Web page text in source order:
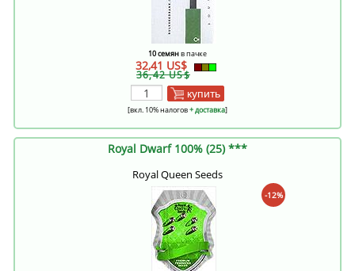
10 семянв пачке
32,41 US$
36,42 US$
купить
[вкл. 10% налогов+ доставка]
Royal Dwarf 100% (25) ***
Royal Queen Seeds
-12%